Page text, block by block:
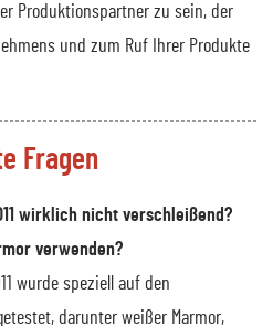
Produktionspartner zu sein, der
und zum Ruf Ihrer Produkte
Fragen
wirklich nicht verschleißend?
verwenden?
wurde speziell auf den
darunter weißer Marmor,